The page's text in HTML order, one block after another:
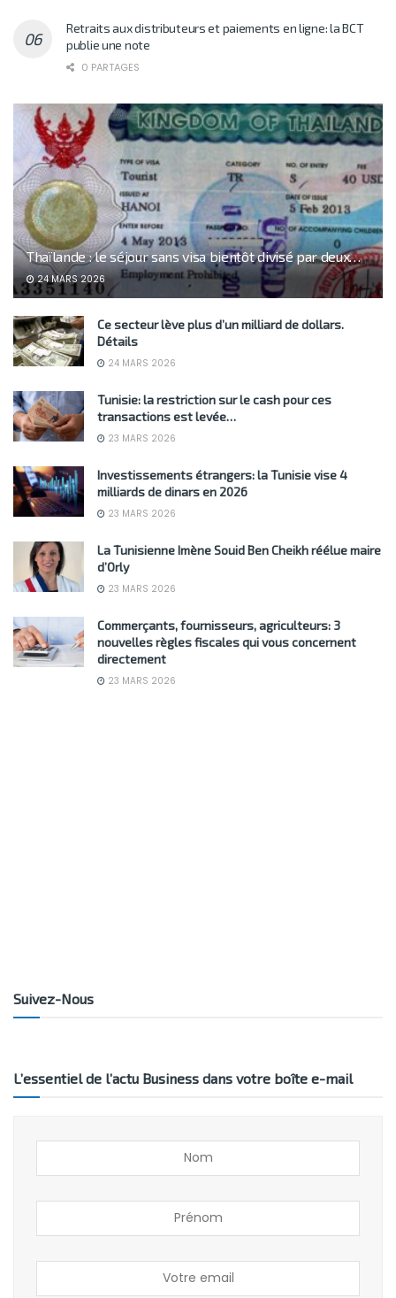
Retraits aux distributeurs et paiements en ligne: la BCT
publie une note
0 PARTAGES
Thaïlande : le séjour sans visa bientôt divisé par deux…
24 MARS 2026
Ce secteur lève plus d’un milliard de dollars.
Détails
24 MARS 2026
Tunisie: la restriction sur le cash pour ces
transactions est levée…
23 MARS 2026
Investissements étrangers: la Tunisie vise 4
milliards de dinars en 2026
23 MARS 2026
La Tunisienne Imène Souid Ben Cheikh réélue maire
d’Orly
23 MARS 2026
Commerçants, fournisseurs, agriculteurs: 3
nouvelles règles fiscales qui vous concernent
directement
23 MARS 2026
Suivez-Nous
L’essentiel de l’actu Business dans votre boîte e-mail